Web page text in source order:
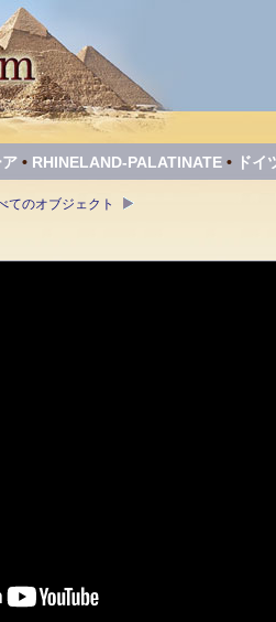
ア • RHINELAND-PALATINATE • ドイ
てのオブジェクト